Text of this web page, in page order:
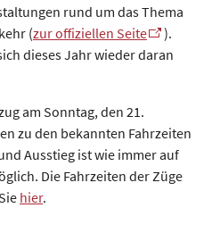
rund um das Thema
(zur offiziellen Seite
).
dieses Jahr wieder daran
am Sonntag, den 21.
zu den bekannten Fahrzeiten
Ausstieg ist wie immer auf
Die Fahrzeiten der Züge
hier.